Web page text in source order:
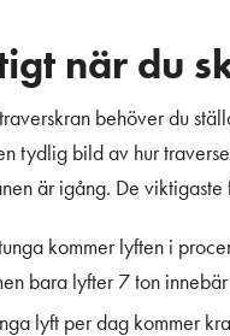
när du
behöver du
tydlig bild av hur
är igång. De viktigaste
kommer lyften i
bara lyfter 7 ton
lyft per dag kommer